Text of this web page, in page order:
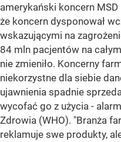
amerykański koncern
że koncern dysponował
wskazującymi na
84 mln pacjentów na
nie zmieniło. Koncerny
niekorzystne dla siebie
ujawnienia spadnie
wycofać go z użycia -
Zdrowia (WHO). "Branża
reklamuje swe produkty,